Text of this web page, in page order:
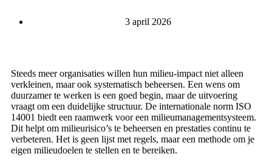
3 april 2026
Steeds meer organisaties willen hun milieu-impact niet alleen
verkleinen, maar ook systematisch beheersen. Een wens om
duurzamer te werken is een goed begin, maar de uitvoering
vraagt om een duidelijke structuur. De internationale norm ISO
14001 biedt een raamwerk voor een milieumanagementsysteem.
Dit helpt om milieurisico’s te beheersen en prestaties continu te
verbeteren. Het is geen lijst met regels, maar een methode om je
eigen milieudoelen te stellen en te bereiken.